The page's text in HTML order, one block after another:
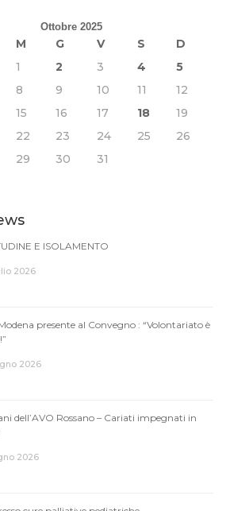
Ottobre 2025
M G V S
D
1
2 3 4
5
8 9 10 11
12
15 16 17 18
19
22 23 24 25
26
29 30
31
E ISOLAMENTO
2026
presente al Convegno : “Volontariato è
2026
dell’AVO Rossano – Cariati impegnati in
2026